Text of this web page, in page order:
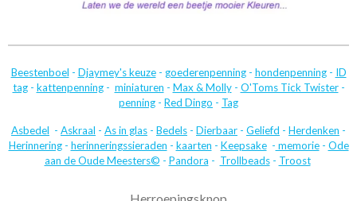
Beestenboel - Djaymey's keuze- goederenpenning- hondenpenning- ID
tag- kattenpenning- miniaturen - Max & Molly- O'Toms Tick Twister-
penning - Red Dingo - Tag
Asbedel - Askraal - As in glas - Bedels - Dierbaar - Geliefd - Herdenken -
Herinnering- herinneringssieraden - kaarten - Keepsake- memorie- Ode
aan de Oude Meesters© - Pandora - Trollbeads- Troost
Herroepingsknop